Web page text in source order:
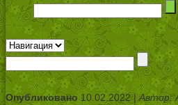
Опубликовано10.02.2022 |Автор: